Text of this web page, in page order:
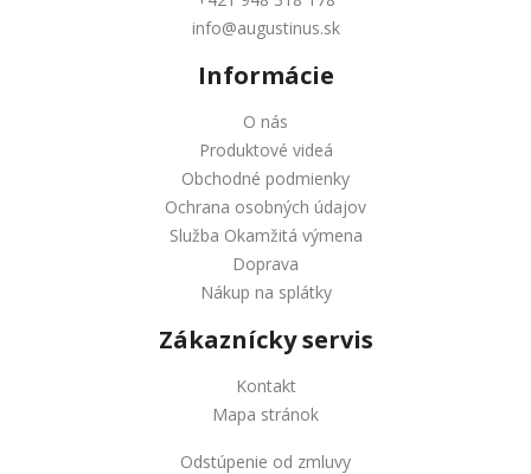
info@augustinus.sk
Informácie
O nás
Produktové videá
Obchodné podmienky
Ochrana osobných údajov
Služba Okamžitá výmena
Doprava
Nákup na splátky
Zákaznícky servis
Kontakt
Mapa stránok
Odstúpenie od zmluvy